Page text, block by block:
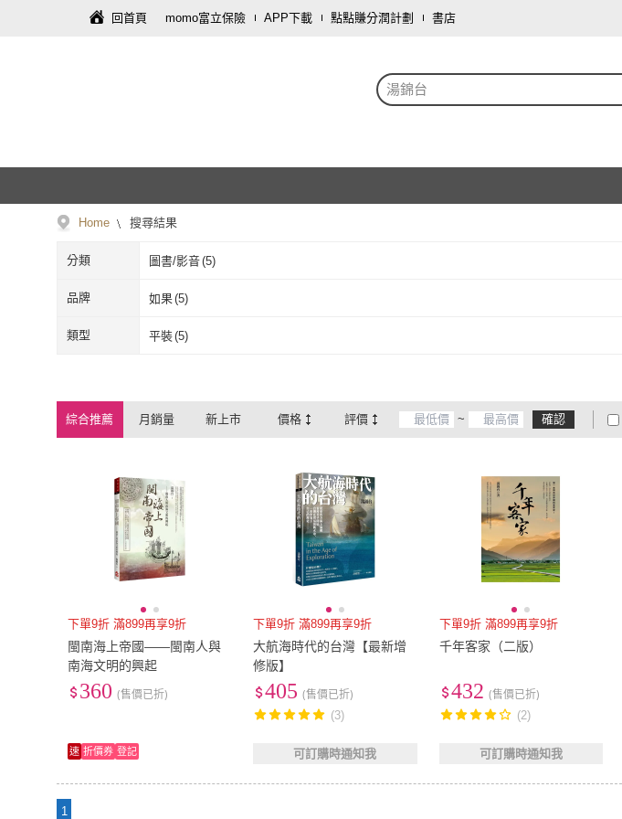
回首頁 momo富立保險 APP下載 點點賺分潤計劃 書店
湯錦台
Home 搜尋結果
分類 圖書/影音(5)
品牌 如果(5)
如果
類型 平裝(5)
綜合推薦 月銷量 新上市 價格 評價 ~ 確認
下單9折 滿899再享9折
閩南海上帝國――閩南人與
南海文明的興起
360 (售價已折)
速 折價券 登記
下單9折 滿899再享9折
大航海時代的台灣【最新增
修版】
405 (售價已折)
(3)
可訂購時通知我
下單9折 滿899再享9折
千年客家（二版）
432 (售價已折)
(2)
可訂購時通知我
1